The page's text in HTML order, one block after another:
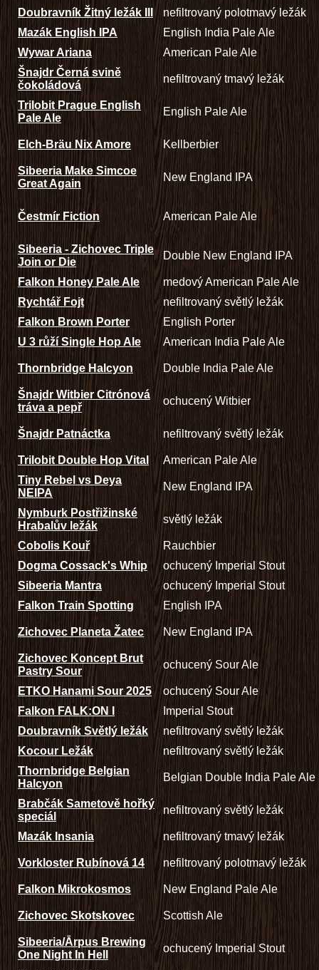
Doubravník Žitný ležák III
nefiltrovaný polotmavý ležák
Mazák English IPA
English India Pale Ale
Wywar Ariana
American Pale Ale
Šnajdr Černá svině
čokoládová
nefiltrovaný tmavý ležák
Trilobit Prague English
Pale Ale
English Pale Ale
Elch-Bräu Nix Amore Kellberbier
Sibeeria Make Simcoe
Great Again
New England IPA
Čestmír Fiction American Pale Ale
Sibeeria - Zichovec Triple
Join or Die
Double New England IPA
Falkon Honey Pale Ale
medový American Pale Ale
Rychtář Fojt
nefiltrovaný světlý ležák
Falkon Brown Porter
English Porter
U 3 růží Single Hop Ale
American India Pale Ale
Thornbridge Halcyon Double India Pale Ale
Šnajdr Witbier Citrónová
tráva a pepř
ochucený Witbier
Šnajdr Patnáctka nefiltrovaný světlý ležák
Trilobit Double Hop Vital
American Pale Ale
Tiny Rebel vs Deya
NEIPA
New England IPA
Nymburk Postřižinské
Hrabalův ležák
světlý ležák
Cobolis Kouř
Rauchbier
Dogma Cossack's Whip
ochucený Imperial Stout
Sibeeria Mantra
ochucený Imperial Stout
Falkon Train Spotting
English IPA
Zichovec Planeta Žatec New England IPA
Zichovec Koncept Brut
Pastry Sour
ochucený Sour Ale
ETKO Hanami Sour 2025
ochucený Sour Ale
Falkon FALK:ON I
Imperial Stout
Doubravník Světlý ležák
nefiltrovaný světlý ležák
Kocour Ležák
nefiltrovaný světlý ležák
Thornbridge Belgian
Halcyon
Belgian Double India Pale Ale
Brabčák Sametově hořký
speciál
nefiltrovaný světlý ležák
Mazák Insania nefiltrovaný tmavý ležák
Vorkloster Rubínová 14 nefiltrovaný polotmavý ležák
Falkon Mikrokosmos New England Pale Ale
Zichovec Skotskovec Scottish Ale
Sibeeria/Ārpus Brewing
One Night In Hell
ochucený Imperial Stout